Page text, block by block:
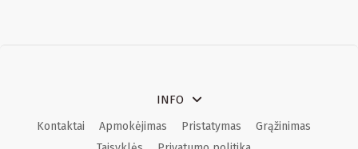
INFO
Kontaktai Apmokėjimas Pristatymas
Grąžinimas